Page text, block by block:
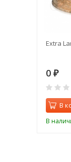
Extra
0 ₽
В
В